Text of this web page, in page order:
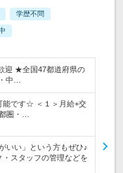
学歴不問
迎 ★全国47都道府県の
中…
能です☆ ＜１＞月給+交
圏・…
いい」という方もぜひ♪
スタッフの管理などを